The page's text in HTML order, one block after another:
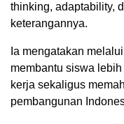
thinking, adaptability,
keterangannya.
Ia mengatakan
membantu siswa
kerja sekaligus
pembangunan